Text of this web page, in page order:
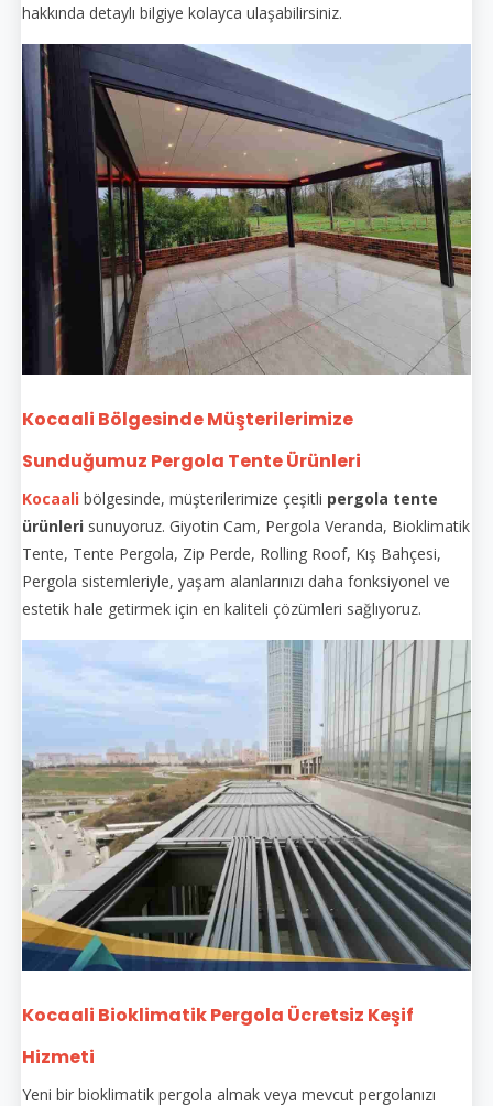
hakkında detaylı bilgiye kolayca ulaşabilirsiniz.
Kocaali Bölgesinde Müşterilerimize
Sunduğumuz Pergola Tente Ürünleri
Kocaali bölgesinde, müşterilerimize çeşitli pergola tente
ürünleri sunuyoruz. Giyotin Cam, Pergola Veranda, Bioklimatik
Tente, Tente Pergola, Zip Perde, Rolling Roof, Kış Bahçesi,
Pergola sistemleriyle, yaşam alanlarınızı daha fonksiyonel ve
estetik hale getirmek için en kaliteli çözümleri sağlıyoruz.
Kocaali Bioklimatik Pergola Ücretsiz Keşif
Hizmeti
Yeni bir bioklimatik pergola almak veya mevcut pergolanızı